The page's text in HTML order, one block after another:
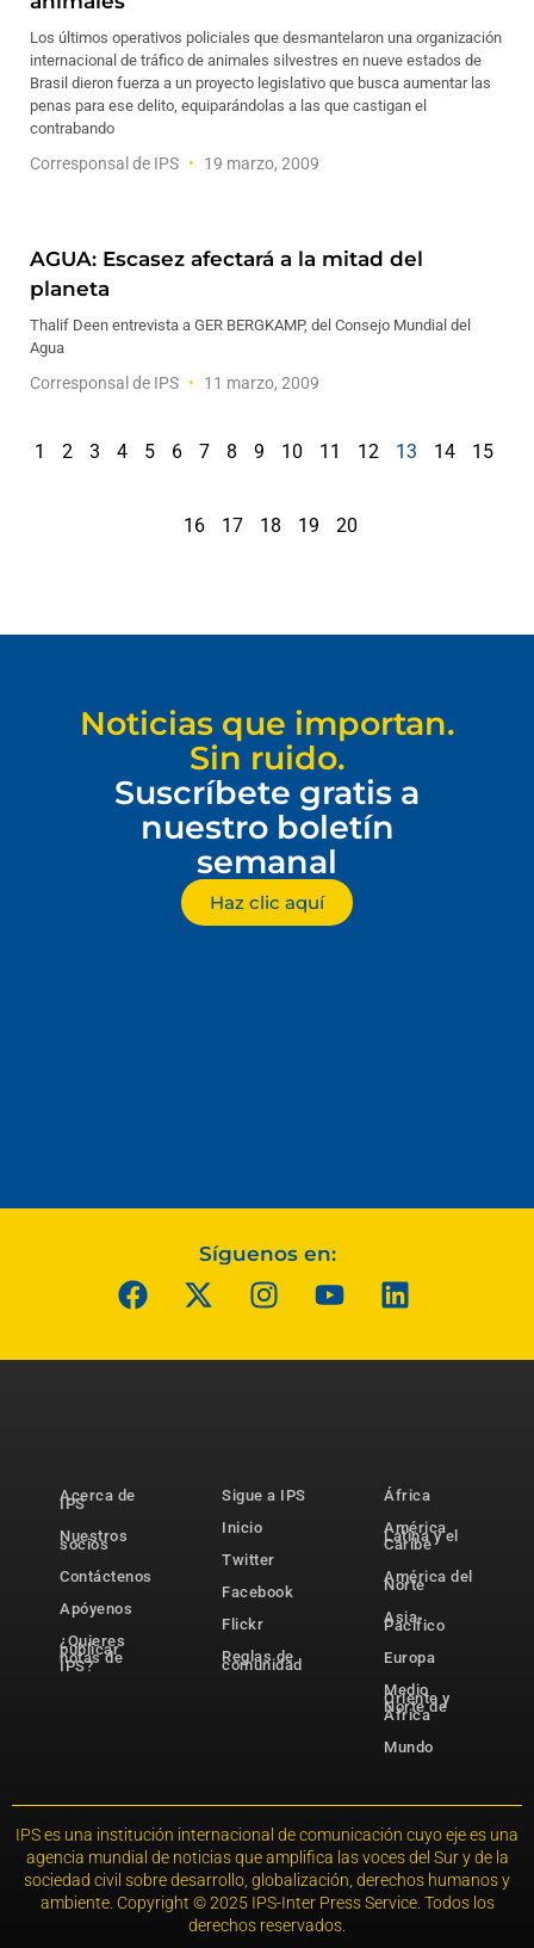
Los últimos operativos policiales que desmantelaron una organización
internacional de tráfico de animales silvestres en nueve estados de
Brasil dieron fuerza a un proyecto legislativo que busca aumentar las
penas para ese delito, equiparándolas a las que castigan el
contrabando
Corresponsal de IPS 19 marzo, 2009
AGUA: Escasez afectará a la mitad del
planeta
Thalif Deen entrevista a GER BERGKAMP, del Consejo Mundial del
Agua
Corresponsal de IPS 11 marzo, 2009
1 2 3 4 5 6 7 8 9 10 11 12 13 14 15
16 17 18 19 20
Noticias que importan.
Sin ruido.
Suscríbete gratis a
nuestro boletín
semanal
Haz clic aquí
Síguenos en:
Acerca de
IPS
Nuestros
socios
Contáctenos
Apóyenos
¿Quieres
publicar
notas de
IPS?
Sigue a IPS
Inicio
Twitter
Facebook
Flickr
Reglas de
comunidad
África
América
Latina y el
Caribe
América del
Norte
Asia-
Pacífico
Europa
Medio
Oriente y
Norte de
África
Mundo
IPS es una institución internacional de comunicación cuyo eje es una
agencia mundial de noticias que amplifica las voces del Sur y de la
sociedad civil sobre desarrollo, globalización, derechos humanos y
ambiente. Copyright © 2025 IPS-Inter Press Service. Todos los
derechos reservados.